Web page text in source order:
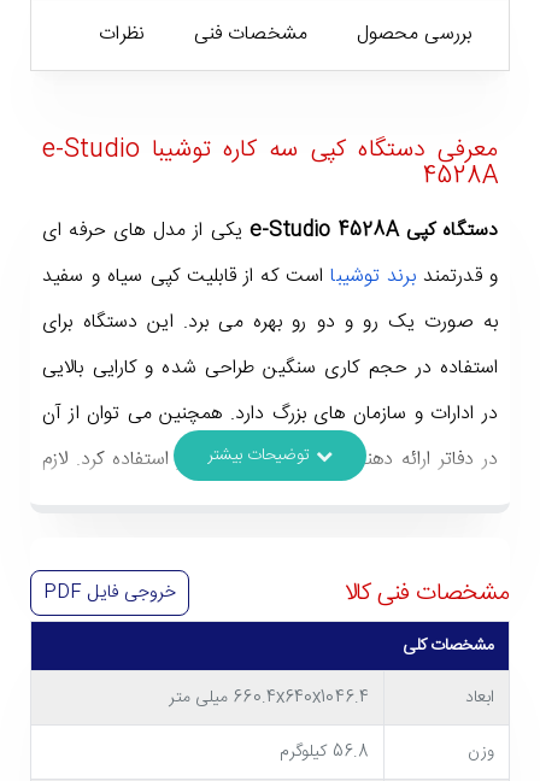
بررسی محصول مشخصات فنی نظرات
معرفی دستگاه کپی سه کاره توشیبا e-Studio
4528A
دستگاه کپی e-Studio 4528A
یکی از مدل های حرفه ای
و قدرتمندبرند توشیبااست که از قابلیت کپی سیاه و سفید
به صورت یک رو و دو رو بهره می برد. این دستگاه برای
استفاده در حجم کاری سنگین طراحی شده و کارایی بالایی
در ادارات و سازمان های بزرگ دارد. همچنین می توان از آن
در دفاتر ارائه دهنده خدمات چاپ و تکثیر استفاده کرد. لازم
بهره می برد. به این ترتیب خرید این دستگاه باعث صرفه
جویی در فضای اتاق و هزینه های شما می شود. چنانچه
قصد
خرید دستگاه کپی توشیبا e-Studio 4528A
در ادامه می توانید با مشخصات آن بیشتر آشنا شوید؛ با ما
مشخصات فنی کالا خروجی فایل
مشخصات کلی
ابعاد
660.4x640x1046.4 میلی متر
وزن
56.8 کیلوگرم